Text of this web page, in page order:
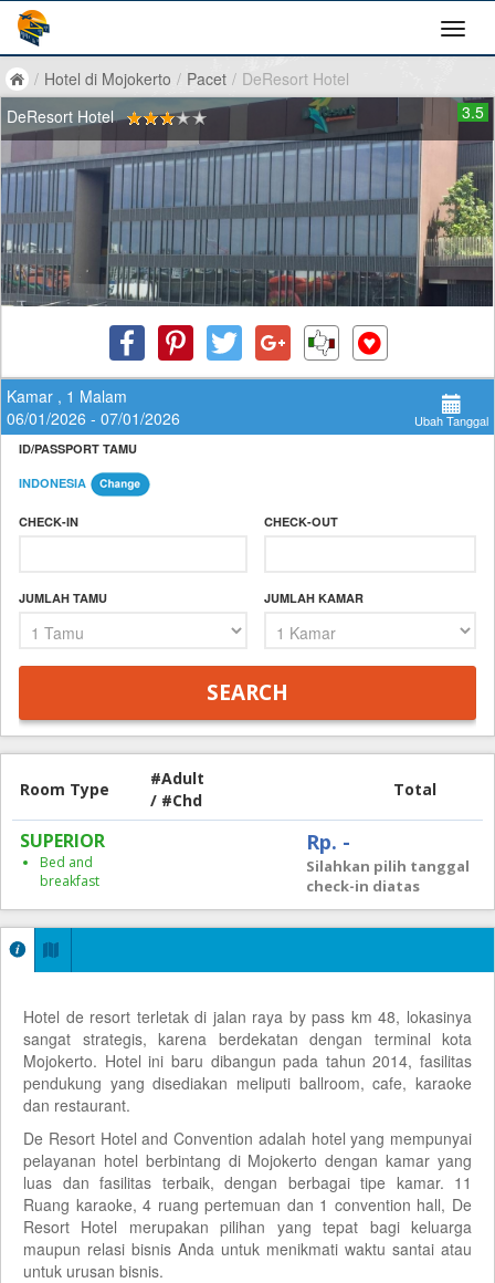
/ Hotel di Mojokerto / Pacet / DeResort Hotel
DeResort Hotel
3.5
Kamar , 1 Malam
06/01/2026 - 07/01/2026
Ubah Tanggal
ID/PASSPORT TAMU
INDONESIA
CHECK-IN CHECK-OUT
JUMLAH TAMU JUMLAH KAMAR
Room Type
#Adult
/ #Chd
Total
SUPERIOR
Bed and
breakfast
Rp. -
Silahkan pilih tanggal
check-in diatas
Hotel de resort terletak di jalan raya by pass km 48, lokasinya
sangat strategis, karena berdekatan dengan terminal kota
Mojokerto. Hotel ini baru dibangun pada tahun 2014, fasilitas
pendukung yang disediakan meliputi ballroom, cafe, karaoke
dan restaurant.
De Resort Hotel and Convention adalah hotel yang mempunyai
pelayanan hotel berbintang di Mojokerto dengan kamar yang
luas dan fasilitas terbaik, dengan berbagai tipe kamar. 11
Ruang karaoke, 4 ruang pertemuan dan 1 convention hall, De
Resort Hotel merupakan pilihan yang tepat bagi keluarga
maupun relasi bisnis Anda untuk menikmati waktu santai atau
untuk urusan bisnis.